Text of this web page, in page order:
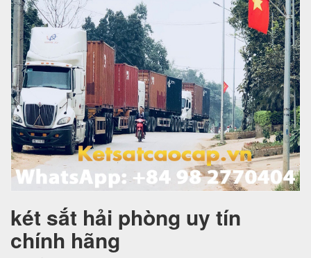
két sắt hải phòng uy tín
chính hãng